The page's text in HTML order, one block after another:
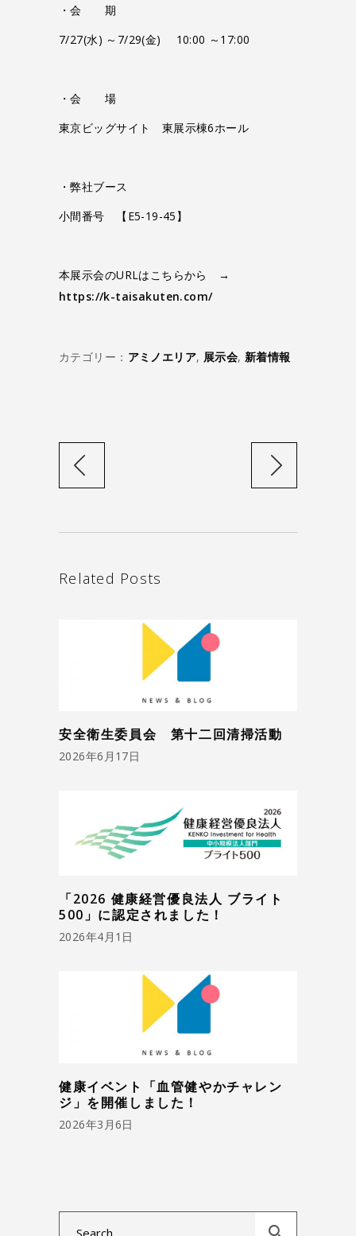
・会 期
7/27(水) ～7/29(金) 10:00 ～17:00
・会 場
東京ビッグサイト 東展示棟6ホール
・弊社ブース
小間番号 【E5-19-45】
本展示会のURLはこちらから →
https://k-taisakuten.com/
カテゴリー： アミノエリア, 展示会, 新着情報
Related Posts
安全衛生委員会 第十二回清掃活動
2026年6月17日
「2026 健康経営優良法人 ブライト
500」に認定されました！
2026年4月1日
健康イベント「血管健やかチャレン
ジ」を開催しました！
2026年3月6日